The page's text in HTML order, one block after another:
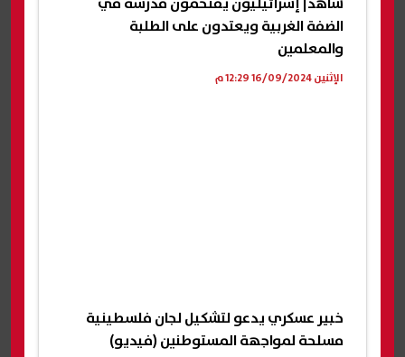
الضفة الغربية ويعتدون على الطلبة
والمعلمين
الإثنين 16/09/2024 12:29 م
خبير عسكري يدعو لتشكيل لجان فلسطينية
مسلحة لمواجهة المستوطنين (فيديو)